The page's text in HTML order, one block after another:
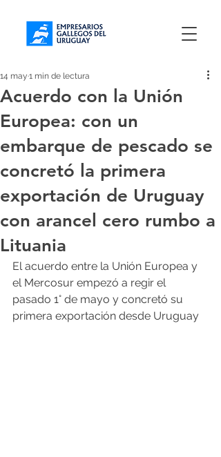
Acuerdo con la Unión
Europea: con un
embarque de pescado se
concretó la primera
exportación de Uruguay
con arancel cero rumbo a
Lituania
14 may 1 min de lectura
El acuerdo entre la Unión Europea y
el Mercosur empezó a regir el
pasado 1° de mayo y concretó su
primera exportación desde Uruguay